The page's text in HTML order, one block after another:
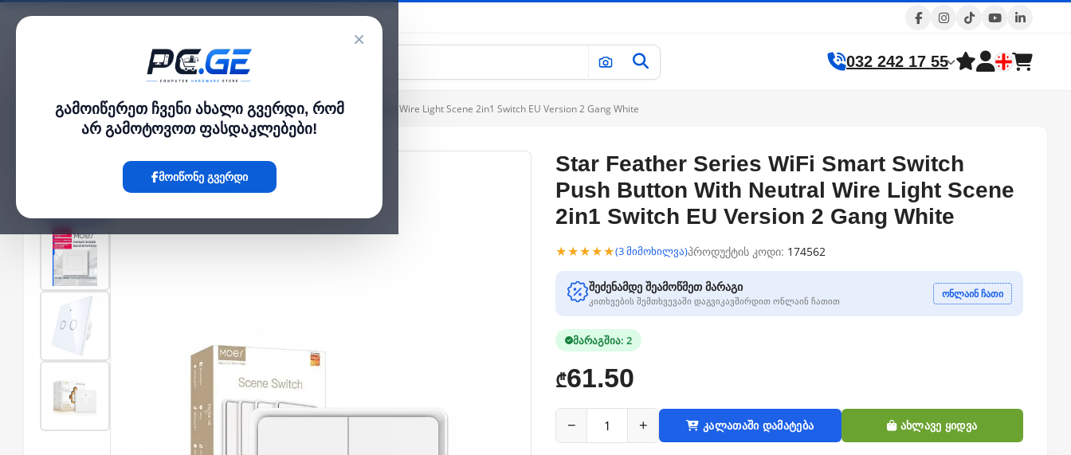
×
გამოიწერეთ ჩვენი ახალი გვერდი, რომ
არ გამოტოვოთ ფასდაკლებები!
მოიწონე გვერდი
კატალოგი 032 242 17 55
მთავარი›Smart Hub›Star Feather Series WiFi Smart Switch Push Button With Neutral Wire Light Scene 2in1 Switch EU Version 2 Gang White
Star Feather Series WiFi Smart Switch
Push Button With Neutral Wire Light Scene
2in1 Switch EU Version 2 Gang White
★★★★★(3 მიმოხილვა)პროდუქტის კოდი: 174562
შეძენამდე შეამოწმეთ მარაგი
კითხვების შემთხვევაში დაგვიკავშირდით ონლაინ ჩათით
ონლაინ ჩათი
მარაგშია: 2
₾61.50
− + კალათაში დამატება ახლავე ყიდვა